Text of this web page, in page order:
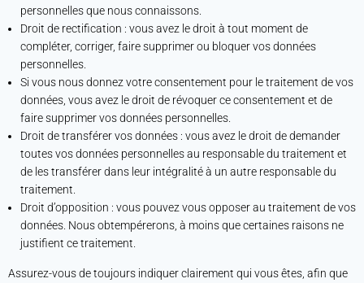
personnelles que nous connaissons.
Droit de rectification : vous avez le droit à tout moment de
compléter, corriger, faire supprimer ou bloquer vos données
personnelles.
Si vous nous donnez votre consentement pour le traitement de vos
données, vous avez le droit de révoquer ce consentement et de
faire supprimer vos données personnelles.
Droit de transférer vos données : vous avez le droit de demander
toutes vos données personnelles au responsable du traitement et
de les transférer dans leur intégralité à un autre responsable du
traitement.
Droit d’opposition : vous pouvez vous opposer au traitement de vos
données. Nous obtempérerons, à moins que certaines raisons ne
justifient ce traitement.
Assurez-vous de toujours indiquer clairement qui vous êtes, afin que